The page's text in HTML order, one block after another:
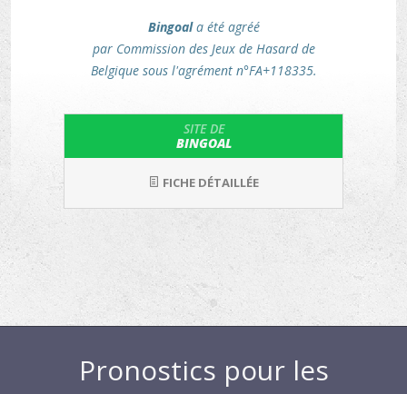
Bingoala été agréé
par Commission des Jeux de Hasard de
Belgique sous l'agrément n°FA+118335.
SITE DE
BINGOAL
FICHE DÉTAILLÉE
Pronostics pour les